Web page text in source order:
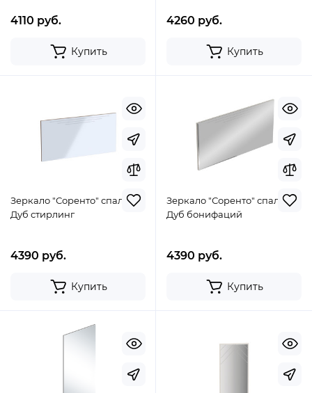
4110 руб.
Купить
4260 руб.
Купить
Зеркало "Соренто" спальня
Дуб стирлинг
4390 руб.
Купить
Зеркало "Соренто" спальня
Дуб бонифаций
4390 руб.
Купить